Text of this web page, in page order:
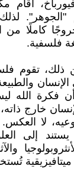
أقام
كاملًا من
فلسفية.
ذلك، تقوم
أن فكرة
خارج
لا
يستند إلى
ميتافيزيقية